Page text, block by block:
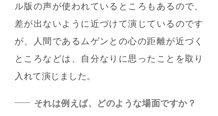
ル版の声が使われているところもあるので、
差が出ないように近づけて演じているのです
が、人間であるムゲンとの心の距離が近づく
ところなどは、自分なりに思ったことを取り
入れて演じました。
それは例えば、どのような場面ですか？